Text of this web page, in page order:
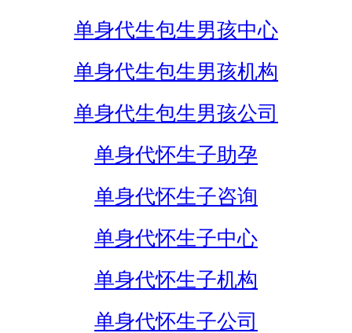
单身代生包生男孩中心
单身代生包生男孩机构
单身代生包生男孩公司
单身代怀生子助孕
单身代怀生子咨询
单身代怀生子中心
单身代怀生子机构
单身代怀生子公司